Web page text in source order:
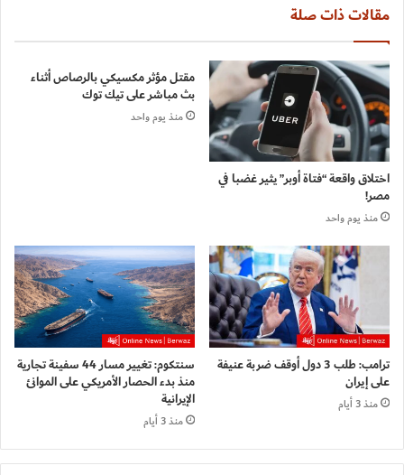
مقالات ذات صلة
اختلاق واقعة “فتاة أوبر” يثير غضبا في
مصر!
منذ يوم واحد
مقتل مؤثر مكسيكي بالرصاص أثناء
بث مباشر على تيك توك
منذ يوم واحد
ترامب: طلب 3 دول أوقف ضربة عنيفة
على إيران
منذ 3 أيام
سنتكوم: تغيير مسار 44 سفينة تجارية
منذ بدء الحصار الأمريكي على الموانئ
الإيرانية
منذ 3 أيام